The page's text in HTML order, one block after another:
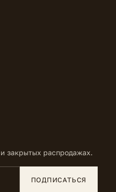
закрытых распродажах.
ПОДПИСАТЬСЯ